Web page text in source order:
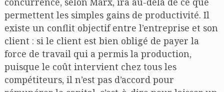
permettent les simples gains de productivité. Il
existe un conflit objectif entre l’entreprise et son
client : si le client est bien obligé de payer la
force de travail qui a permis la production,
puisque le coût intervient chez tous les
compétiteurs, il n’est pas d’accord pour